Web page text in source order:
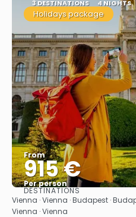
3 DESTINATIONS 4 NIGHTS
Holidays package
From
915 €
Per person
DESTINATIONS
Vienna · Vienna · Budapest ·
Vienna · Vienna